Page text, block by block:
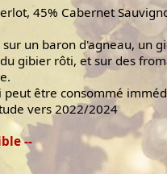
45% Cabernet
un baron d'agneau, un
gibier rôti, et sur des
peut être consommé
vers 2022/2024
--